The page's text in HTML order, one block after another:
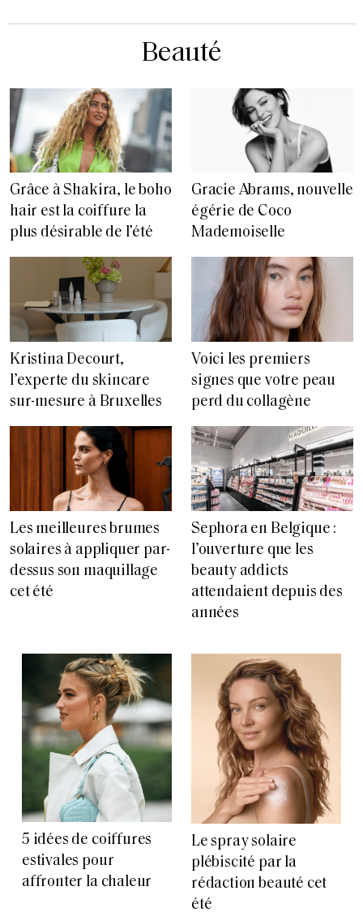
Beauté
Grâce à Shakira, le boho
hair est la coiffure la
plus désirable de l’été
Gracie Abrams, nouvelle
égérie de Coco
Mademoiselle
Kristina Decourt,
l’experte du skincare
sur-mesure à Bruxelles
Voici les premiers
signes que votre peau
perd du collagène
Les meilleures brumes
solaires à appliquer par-
dessus son maquillage
cet été
Sephora en Belgique :
l’ouverture que les
beauty addicts
attendaient depuis des
années
5 idées de coiffures
estivales pour
affronter la chaleur
Le spray solaire
plébiscité par la
rédaction beauté cet
été